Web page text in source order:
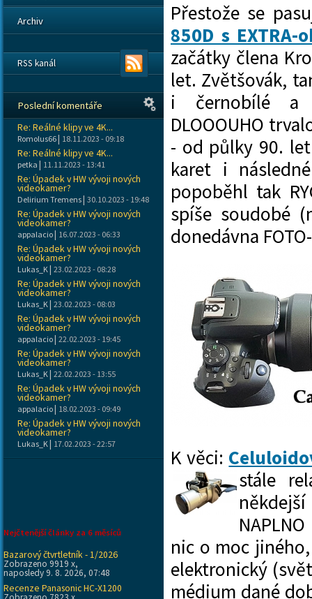
Přestože se
850D s EXTRA-
začátky člena
let. Zvětšovák,
i černobílé a
DLOOOUHO
- od půlky 90.
karet i
popoběhl tak
spíše soudobé
donedávna
K věci:
stále
nic o moc
elektronický
médium dané
Archiv
RSS kanál
Poslední komentáře
Re: Reálné klipy ve 4K...
Romolus66| 18.11.2023 - 09:18
Re: Reálné klipy ve 4K...
petka | 11.11.2023 - 13:41
Re: Úpadek v HW vývoji nových
videokamer?
Delirium Tremens| 30.10.2023 - 19:48
Re: Úpadek v HW vývoji nových
videokamer?
appalacio| 16.07.2023 - 06:33
Re: Úpadek v HW vývoji nových
videokamer?
Lukas_K | 23.02.2023 - 08:28
Re: Úpadek v HW vývoji nových
videokamer?
Lukas_K | 23.02.2023 - 08:03
Re: Úpadek v HW vývoji nových
videokamer?
appalacio| 22.02.2023 - 19:45
Re: Úpadek v HW vývoji nových
videokamer?
Lukas_K | 22.02.2023 - 13:55
Re: Úpadek v HW vývoji nových
videokamer?
appalacio| 18.02.2023 - 09:49
Re: Úpadek v HW vývoji nových
videokamer?
Lukas_K | 17.02.2023 - 22:57
Nejčtenější články za 6 měsíců
Bazarový čtvrtletník - 1/2026
Zobrazeno 9919 x,
naposledy 9. 8. 2026, 07:48
Recenze Panasonic HC-X1200